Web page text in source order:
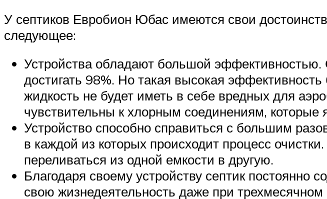
У септиков Евробион Юбас имеются свои
следующее:
Устройства обладают большой эффективностью.
достигать 98%. Но такая высокая
жидкость не будет иметь в себе вредных для
чувствительны к хлорным соединениям, которые
Устройство способно справиться с большим
в каждой из которых происходит процесс
переливаться из одной емкости в другую.
Благодаря своему устройству септик постоянно
свою жизнедеятельность даже при трехмесячном